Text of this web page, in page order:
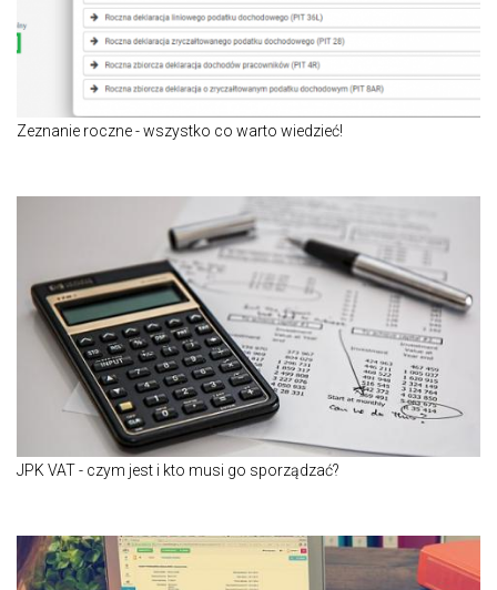
Zeznanie roczne - wszystko co warto wiedzieć!
JPK VAT - czym jest i kto musi go sporządzać?